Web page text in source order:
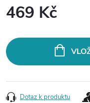
469 Kč
Dotaz k produktu